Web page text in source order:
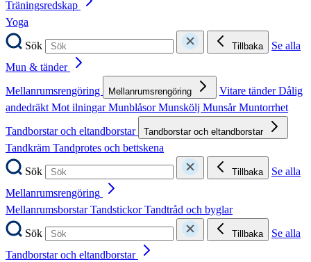
Träningsredskap
Yoga
Sök
Tillbaka
Se alla
Mun & tänder
Mellanrumsrengöring
Mellanrumsrengöring Vitare tänderDålig
andedräktMot ilningarMunblåsorMunskölj MunsårMuntorrhet
Tandborstar och eltandborstar
Tandborstar och eltandborstar
Tandkräm Tandprotes och bettskena
Sök
Tillbaka
Se alla
Mellanrumsrengöring
MellanrumsborstarTandstickorTandtråd och byglar
Sök
Tillbaka
Se alla
Tandborstar och eltandborstar